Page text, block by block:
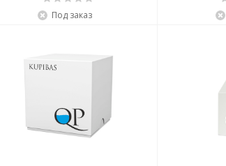
Под заказ